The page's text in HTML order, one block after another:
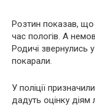
Розтин показав, що
час пологів. А
Родичі звернулись
покарали.
У поліції
дадуть оцінку діям